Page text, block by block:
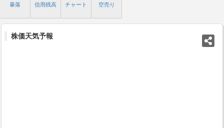
暴落 信用残高 チャート 空売り
株価天気予報